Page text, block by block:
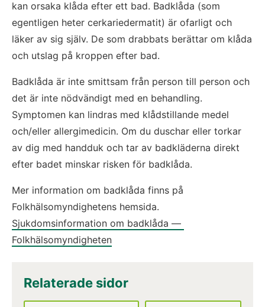
kan orsaka klåda efter ett bad. Badklåda (som
egentligen heter cerkariedermatit) är ofarligt och
läker av sig själv. De som drabbats berättar om klåda
och utslag på kroppen efter bad.
Badklåda är inte smittsam från person till person och
det är inte nödvändigt med en behandling.
Symptomen kan lindras med klådstillande medel
och/eller allergimedicin. Om du duschar eller torkar
av dig med handduk och tar av badkläderna direkt
efter badet minskar risken för badklåda.
Mer information om badklåda finns på
Folkhälsomyndighetens hemsida.
Sjukdomsinformation om badklåda —
Folkhälsomyndigheten
Relaterade sidor